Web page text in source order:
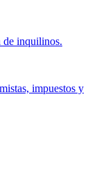
de inquilinos.
impuestos y